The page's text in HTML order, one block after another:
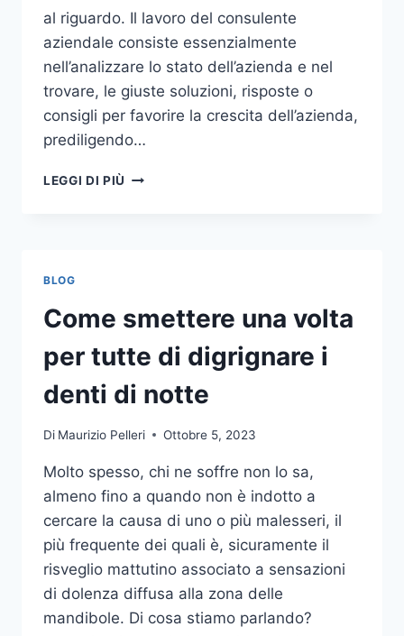
al riguardo. Il lavoro del consulente
aziendale consiste essenzialmente
nell’analizzare lo stato dell’azienda e nel
trovare, le giuste soluzioni, risposte o
consigli per favorire la crescita dell’azienda,
prediligendo…
LEGGI DI PIÙ IL
BLOG
Come smettere una volta
per tutte di digrignare i
denti di notte
Di Maurizio Pelleri Ottobre 5, 2023
Molto spesso, chi ne soffre non lo sa,
almeno fino a quando non è indotto a
cercare la causa di uno o più malesseri, il
più frequente dei quali è, sicuramente il
risveglio mattutino associato a sensazioni
di dolenza diffusa alla zona delle
mandibole. Di cosa stiamo parlando?